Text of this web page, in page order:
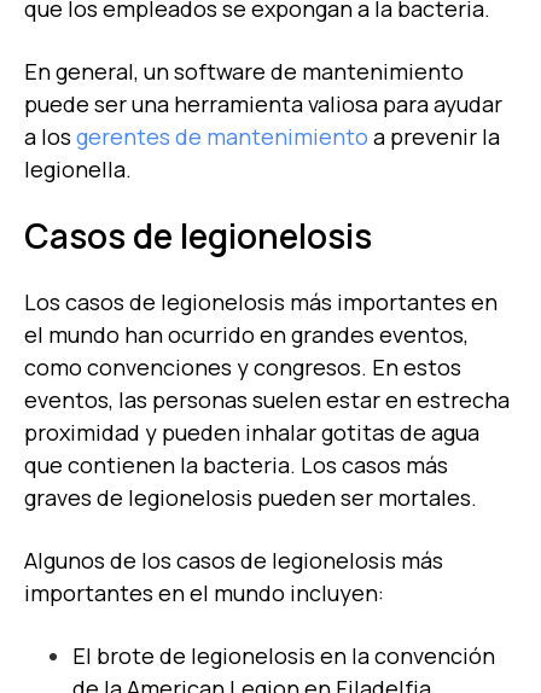
que los empleados se expongan a la bacteria.
En general, un software de mantenimiento
puede ser una herramienta valiosa para ayudar
a los gerentes de mantenimiento a prevenir la
legionella.
Casos de legionelosis
Los casos de legionelosis más importantes en
el mundo han ocurrido en grandes eventos,
como convenciones y congresos. En estos
eventos, las personas suelen estar en estrecha
proximidad y pueden inhalar gotitas de agua
que contienen la bacteria. Los casos más
graves de legionelosis pueden ser mortales.
Algunos de los casos de legionelosis más
importantes en el mundo incluyen:
El brote de legionelosis en la convención